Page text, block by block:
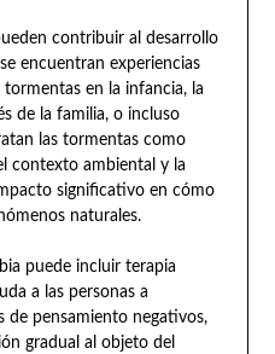
contribuir al desarrollo
encuentran experiencias
en la infancia, la
de la familia, o incluso
las tormentas como
contexto ambiental y la
significativo en cómo
naturales.
puede incluir terapia
a las personas a
pensamiento negativos,
gradual al objeto del